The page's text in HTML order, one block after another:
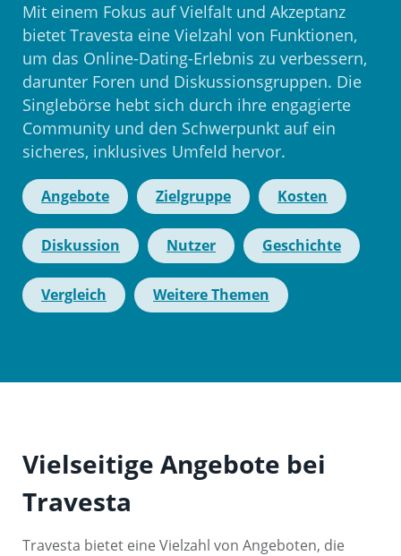
Mit einem Fokus auf Vielfalt und Akzeptanz
bietet Travesta eine Vielzahl von Funktionen,
um das Online-Dating-Erlebnis zu verbessern,
darunter Foren und Diskussionsgruppen. Die
Singlebörse hebt sich durch ihre engagierte
Community und den Schwerpunkt auf ein
sicheres, inklusives Umfeld hervor.
Angebote Zielgruppe Kosten
Diskussion Nutzer Geschichte
Vergleich Weitere Themen
Vielseitige Angebote bei
Travesta
Travesta bietet eine Vielzahl von Angeboten, die